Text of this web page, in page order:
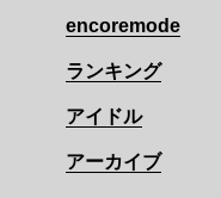
encoremode
ランキング
アイドル
アーカイブ